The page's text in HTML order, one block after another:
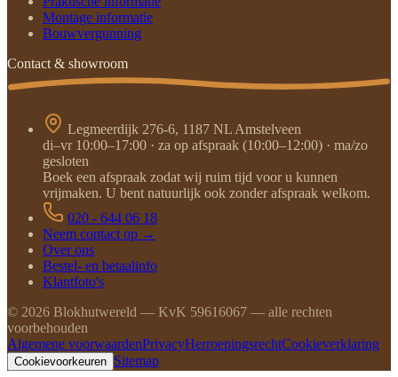
Montage informatie
Bouwvergunning
Contact & showroom
Legmeerdijk 276-6, 1187 NL Amstelveen
di–vr 10:00–17:00 · za op afspraak (10:00–12:00) · ma/zo
gesloten
Boek een afspraak zodat wij ruim tijd voor u kunnen
vrijmaken. U bent natuurlijk ook zonder afspraak welkom.
020 - 644 06 18
Neem contact op →
Over ons
Bestel- en betaalinfo
Klantfoto's
© 2026 Blokhutwereld — KvK 59616067 — alle rechten
voorbehouden
Algemene voorwaardenPrivacyHerroepingsrechtCookieverklaring
Cookievoorkeuren Sitemap